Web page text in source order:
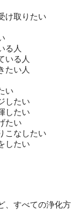
け取りたい
る人
いる人
たい人
い
したい
したい
たい
こなしたい
したい
すべての浄化方